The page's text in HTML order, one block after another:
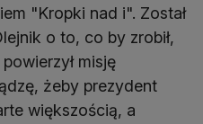
"Kropki nad i". Został
o to, co by zrobił,
misję
żeby prezydent
większością, a